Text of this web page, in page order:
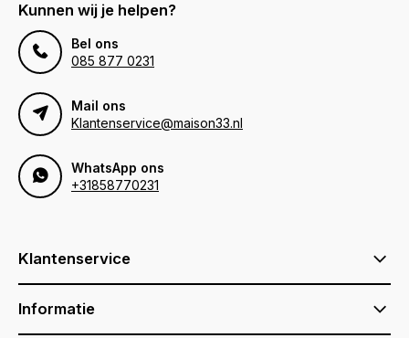
Kunnen wij je helpen?
Bel ons
085 877 0231
Mail ons
Klantenservice@maison33.nl
WhatsApp ons
+31858770231
Klantenservice
Informatie